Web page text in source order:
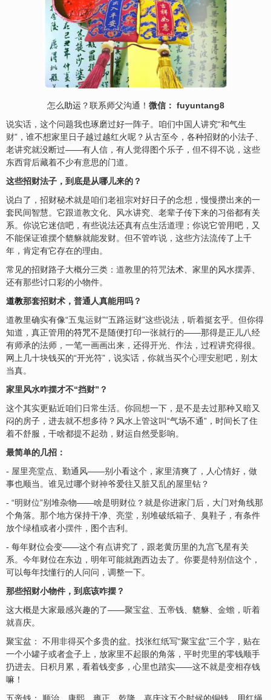
怎么助运 ？联系师父沟通！ 微信： fuyuntang8
说实话，这个问题我也琢磨过好一阵子。咱们中国人讲究“和气生
财”，谁不想家里日子越过越红火呢？从古至今，各种招财的小法子、
老讲究就没断过——有人信，有人觉得图个乐子，但不得不说，这些
东西背后藏着不少有意思的门道。
这些招财法子，到底是从哪儿来的？
说白了，招财秘术就是咱们老祖宗对好日子的念想，慢慢攒出来的一
套民间智慧。它跟道教文化、 风水讲究、老辈子传下来的习俗都有关
系。你说它迷信吧，有些说法还真有点生活道理；你说它管用吧，又
不能保证谁摆个貔貅就能发财。但不管咋说，这些方法流传了上千
年，肯定有它存在的理由。
常见的招财路子大概分三类： 道教里的符咒法术、家里的风水摆弄、
还有那些讨口彩的小物件。
道教那套招财术，普通人真能用吗？
道教里确实有像“五鬼运财”“五路运财”这些说法，听着挺玄乎。但你得
知道，真正管用的符咒不是随便打印一张就行的——那得是正儿八经
有师承的法师，一笔一画画出来，还得开光、作法，过程讲究得很。
网上几十块钱买的“开光符”，说实话，你就当买个心理安慰吧，别太
当真。
家里风水咋摆才不“挡财”？
这个其实更贴近咱们日常生活。你回想一下，是不是去过那种又暗又
闷的房子，进去就不想多待？风水上管这叫“气场不通”，时间长了住
着不舒服，干啥都提不起劲，财运自然受影响。
最简单的几招：
- 屋里亮堂点、勤通风——别小看这个，家里清爽了，人心情好，做
事也顺当。谁见过哪个财神爷爱往又脏又乱的屋里钻？
- “明财位”别堆杂物——啥是明财位？就是你进家门后，大门对角线那
个角落。那个地方保持干净、亮堂，别堆破纸箱子、臭鞋子，有条件
放个绿植或者小摆件 ，图个吉利。
- 每年财位会变——这个有点讲究了，跟老黄历里的九宫飞星有关
系。今年财位在东边，明年可能就跑西边去了。你要是特别信这个，
可以每年找懂行的人问问，调整一下。
那些招财小物件，到底该咋摆？
这大概是大家最感兴趣的了——聚宝盆、五帝钱、貔貅、 金蟾 ，听着
就喜庆。
聚宝盆： 不用非得买个多贵的盆。找张红纸写“聚宝盆”三个字，贴在
一个小罐子或者盒子上，放家里不起眼的角落，平时兜里的零钱顺手
扔进去。日积月累，看着钱变多，心里也踏实——这不就是变相存钱
嘛！